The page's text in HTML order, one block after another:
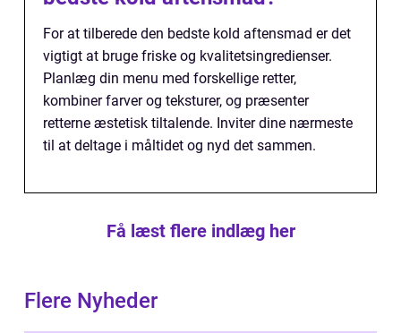
For at tilberede den bedste kold aftensmad er det
vigtigt at bruge friske og kvalitetsingredienser.
Planlæg din menu med forskellige retter,
kombiner farver og teksturer, og præsenter
retterne æstetisk tiltalende. Inviter dine nærmeste
til at deltage i måltidet og nyd det sammen.
Få læst flere indlæg her
Flere Nyheder